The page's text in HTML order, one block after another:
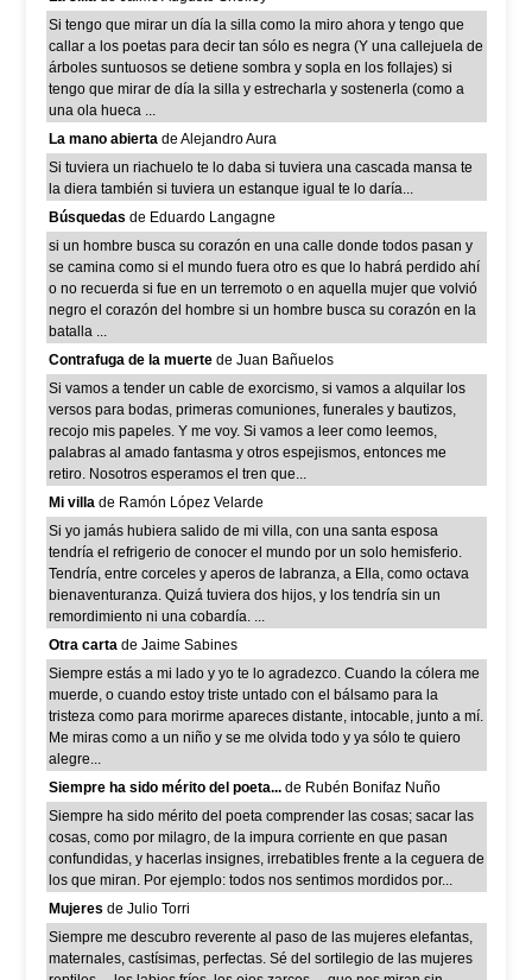
Si tengo que mirar un día la silla como la miro ahora y tengo que
callar a los poetas para decir tan sólo es negra (Y una callejuela de
árboles suntuosos se detiene sombra y sopla en los follajes) si
tengo que mirar de día la silla y estrecharla y sostenerla (como a
una ola hueca ...
La mano abierta de Alejandro Aura
Si tuviera un riachuelo te lo daba si tuviera una cascada mansa te
la diera también si tuviera un estanque igual te lo daría...
Búsquedas de Eduardo Langagne
si un hombre busca su corazón en una calle donde todos pasan y
se camina como si el mundo fuera otro es que lo habrá perdido ahí
o no recuerda si fue en un terremoto o en aquella mujer que volvió
negro el corazón del hombre si un hombre busca su corazón en la
batalla ...
Contrafuga de la muerte de Juan Bañuelos
Si vamos a tender un cable de exorcismo, si vamos a alquilar los
versos para bodas, primeras comuniones, funerales y bautizos,
recojo mis papeles. Y me voy. Si vamos a leer como leemos,
palabras al amado fantasma y otros espejismos, entonces me
retiro. Nosotros esperamos el tren que...
Mi villa de Ramón López Velarde
Si yo jamás hubiera salido de mi villa, con una santa esposa
tendría el refrigerio de conocer el mundo por un solo hemisferio.
Tendría, entre corceles y aperos de labranza, a Ella, como octava
bienaventuranza. Quizá tuviera dos hijos, y los tendría sin un
remordimiento ni una cobardía. ...
Otra carta de Jaime Sabines
Siempre estás a mi lado y yo te lo agradezco. Cuando la cólera me
muerde, o cuando estoy triste untado con el bálsamo para la
tristeza como para morirme apareces distante, intocable, junto a mí.
Me miras como a un niño y se me olvida todo y ya sólo te quiero
alegre...
Siempre ha sido mérito del poeta... de Rubén Bonifaz Nuño
Siempre ha sido mérito del poeta comprender las cosas; sacar las
cosas, como por milagro, de la impura corriente en que pasan
confundidas, y hacerlas insignes, irrebatibles frente a la ceguera de
los que miran. Por ejemplo: todos nos sentimos mordidos por...
Mujeres de Julio Torri
Siempre me descubro reverente al paso de las mujeres elefantas,
maternales, castísimas, perfectas. Sé del sortilegio de las mujeres